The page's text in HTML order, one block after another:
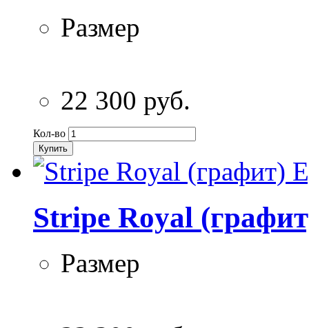
Размер
22 300 руб.
Кол-во
Купить
Stripe Royal
Размер